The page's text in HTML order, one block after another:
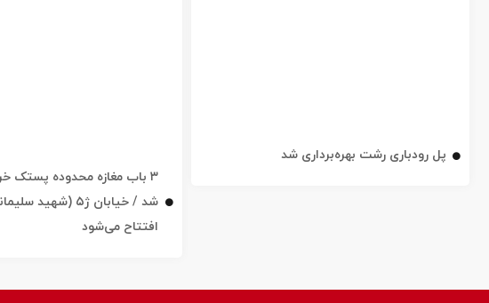
پل رودباری رشت بهره‌برداری شد
۳ باب مغازه محدوده پستک
شد / خیابان ژ۵
افتتاح می‌شود